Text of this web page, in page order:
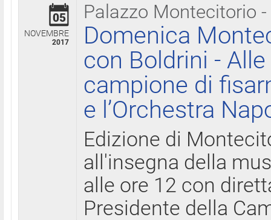
Palazzo Montecitorio
05
NOVEMBRE
2017
Domenica
con Boldrini -
campione di
e l’Orchestra
Edizione di
all'insegna della
alle ore 12 con
Presidente della